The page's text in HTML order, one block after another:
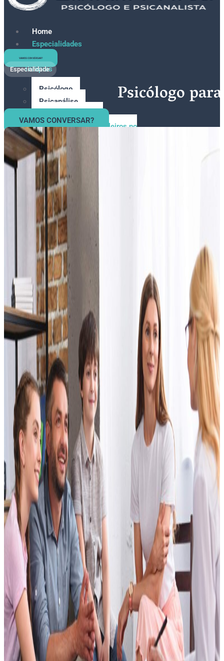
Home
Especialidades
e
Terapias
Psicólogo
Psicanálise
Psicólogo para Brasileiros no
Exterior
Psicológo para
Adolescentes
Orientação Vocacional
Avaliação Psicológica Pré-
Vasectomia
Laudo para Cirurgia
Bariátrica
Contato
Blog
X
VAMOS CONVERSAR?
Especialidade
Psicólogo
VAMOS CONVERSAR?